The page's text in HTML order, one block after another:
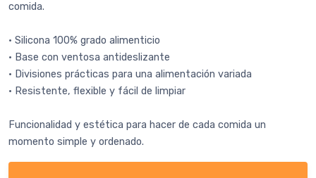
comida.
• Silicona 100% grado alimenticio
• Base con ventosa antideslizante
• Divisiones prácticas para una alimentación variada
• Resistente, flexible y fácil de limpiar
Funcionalidad y estética para hacer de cada comida un
momento simple y ordenado.